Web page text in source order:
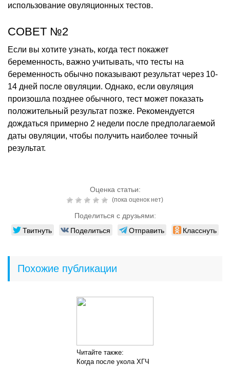
использование овуляционных тестов.
СОВЕТ №2
Если вы хотите узнать, когда тест покажет
беременность, важно учитывать, что тесты на
беременность обычно показывают результат через 10-
14 дней после овуляции. Однако, если овуляция
произошла позднее обычного, тест может показать
положительный результат позже. Рекомендуется
дождаться примерно 2 недели после предполагаемой
даты овуляции, чтобы получить наиболее точный
результат.
Оценка статьи:
(пока оценок нет)
Поделиться с друзьями:
Твитнуть Поделиться Отправить Класснуть
Похожие публикации
Читайте также:
Когда после укола ХГЧ